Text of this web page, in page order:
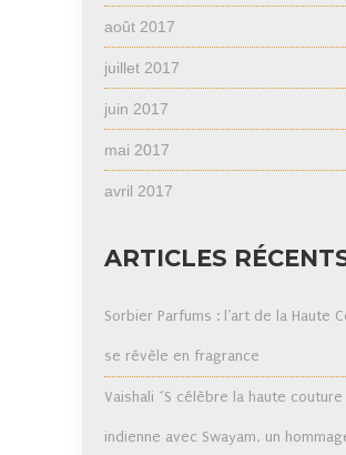
août 2017
juillet 2017
juin 2017
mai 2017
avril 2017
ARTICLES
Sorbier Parfums : l’art de la Haute
se révèle en fragrance
Vaishali ´S célèbre la haute couture
indienne avec Swayam, un